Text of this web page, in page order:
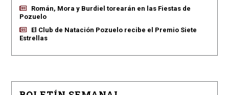
Román, Mora y Burdiel torearán en las Fiestas de
Pozuelo
El Club de Natación Pozuelo recibe el Premio Siete
Estrellas